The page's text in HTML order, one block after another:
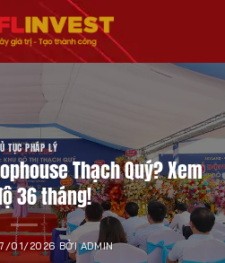
TỤC PHÁP LÝ
Thạch Quý? Xem
36 tháng!
01/2026 BỞIADMIN